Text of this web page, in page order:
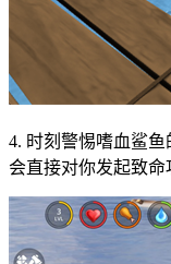
4. 时刻警惕嗜血鲨
会直接对你发起致命